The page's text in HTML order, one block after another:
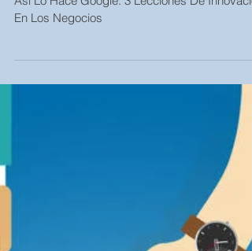
Así Lo Hace Google: 3 Lecciones De